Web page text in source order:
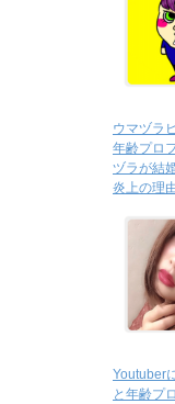
ウマヅラ
年齢プロ
ヅラが結
炎上の理
Youtuber
と年齢プ